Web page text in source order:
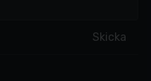
Skicka